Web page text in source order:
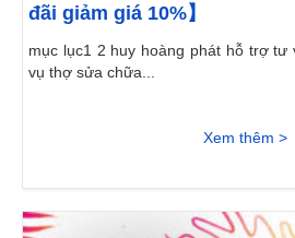
đãi giảm giá 10%】
mục lục1 2 huy hoàng phát hỗ trợ tư
vụ thợ sửa chữa...
Xem thêm >